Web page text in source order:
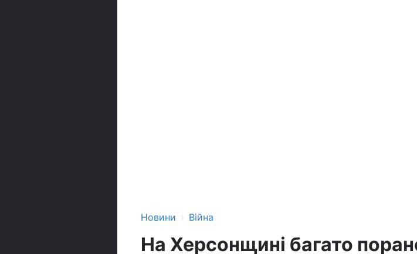
Новини › Війна
На Херсонщині багато